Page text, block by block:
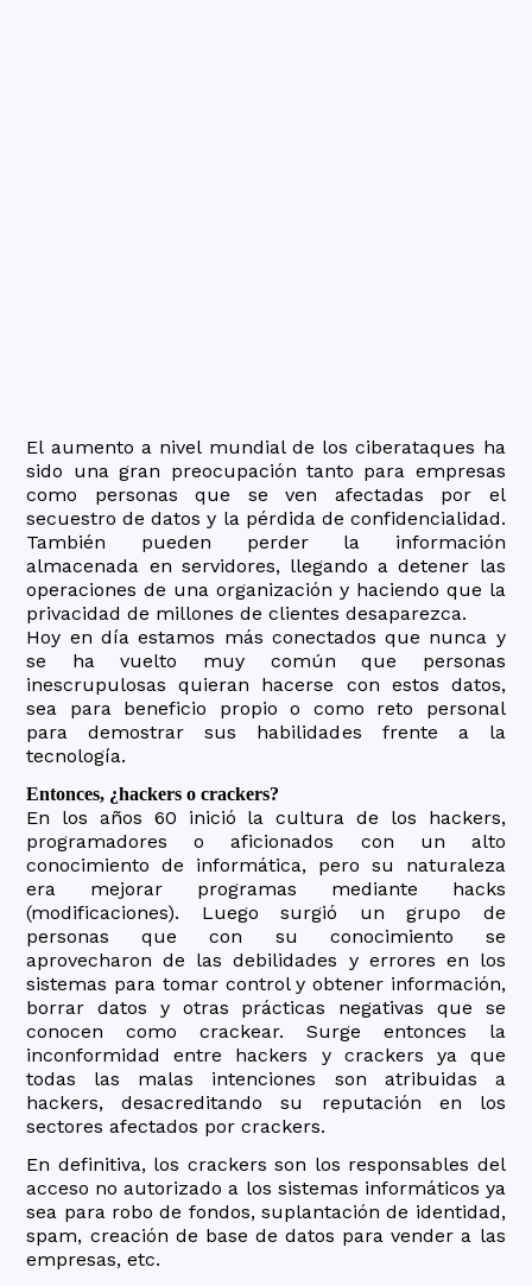
El aumento a nivel mundial de los ciberataques ha
sido una gran preocupación tanto para empresas
como personas que se ven afectadas por el
secuestro de datos y la pérdida de confidencialidad.
También pueden perder la información
almacenada en servidores, llegando a detener las
operaciones de una organización y haciendo que la
privacidad de millones de clientes desaparezca.
Hoy en día estamos más conectados que nunca y
se ha vuelto muy común que personas
inescrupulosas quieran hacerse con estos datos,
sea para beneficio propio o como reto personal
para demostrar sus habilidades frente a la
tecnología.
Entonces, ¿hackers o crackers?
En los años 60 inició la cultura de los hackers,
programadores o aficionados con un alto
conocimiento de informática, pero su naturaleza
era mejorar programas mediante hacks
(modificaciones). Luego surgió un grupo de
personas que con su conocimiento se
aprovecharon de las debilidades y errores en los
sistemas para tomar control y obtener información,
borrar datos y otras prácticas negativas que se
conocen como crackear. Surge entonces la
inconformidad entre hackers y crackers ya que
todas las malas intenciones son atribuidas a
hackers, desacreditando su reputación en los
sectores afectados por crackers.
En definitiva, los crackers son los responsables del
acceso no autorizado a los sistemas informáticos ya
sea para robo de fondos, suplantación de identidad,
spam, creación de base de datos para vender a las
empresas, etc.